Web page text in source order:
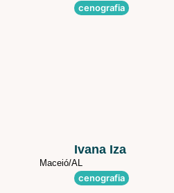
cenografia
Ivana Iza
Maceió/AL
cenografia